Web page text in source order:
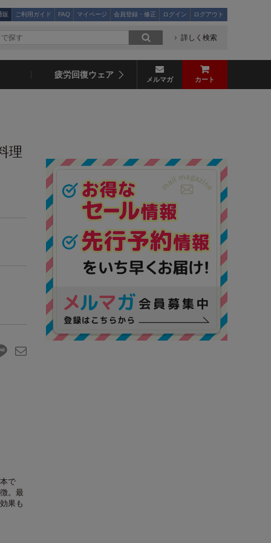
販 ご利用ガイド FAQ マイページ 会員登録・修正 ログイン ログアウト
詳しく検索
疲労回復ウェア メルマガ カート
理
で
。最
果も